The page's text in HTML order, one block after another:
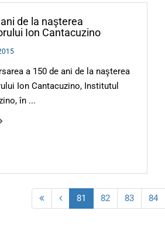
de la naşterea
Ion Cantacuzino
a 150 de ani de la naşterea
Ion Cantacuzino, Institutul
în ...
81 82 83 84